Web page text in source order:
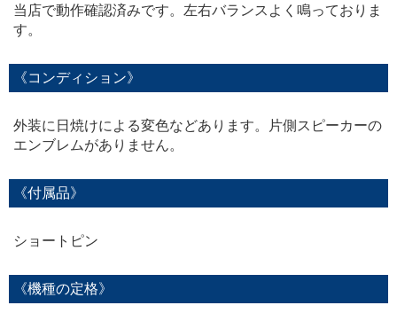
当店で動作確認済みです。左右バランスよく鳴っておりま
す。
《コンディション》
外装に日焼けによる変色などあります。片側スピーカーの
エンブレムがありません。
《付属品》
ショートピン
《機種の定格》